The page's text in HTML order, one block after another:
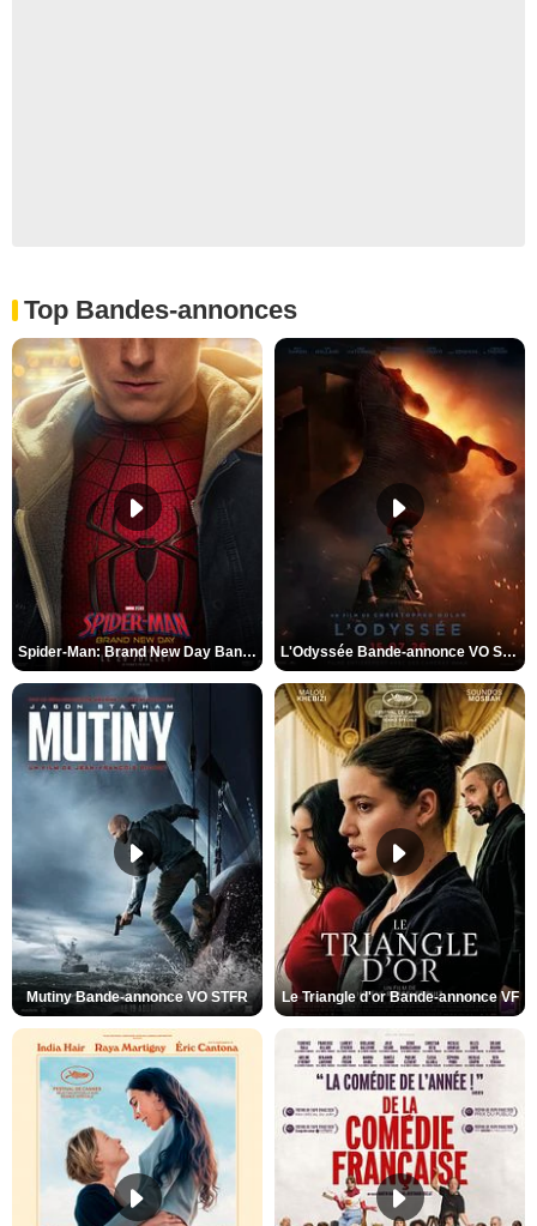
Top Bandes-annonces
Spider-Man: Brand New Day Bande-annonce VO STFR L'Odyssée Bande-annonce VO STFR
Mutiny Bande-annonce VO STFR Le Triangle d'or Bande-annonce VF